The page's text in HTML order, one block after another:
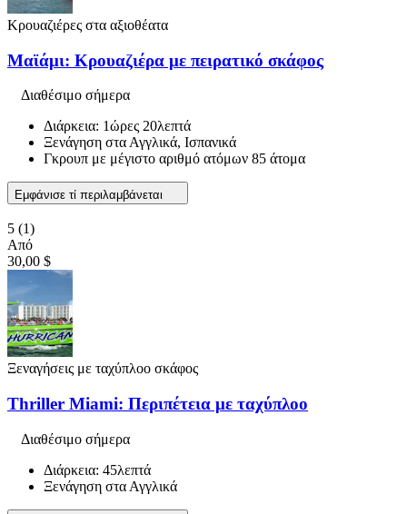
Κρουαζιέρες στα αξιοθέατα
Μαϊάμι: Κρουαζιέρα με πειρατικό σκάφος
Διαθέσιμο σήμερα
Διάρκεια: 1ώρες 20λεπτά
Ξενάγηση στα Αγγλικά, Ισπανικά
Γκρουπ με μέγιστο αριθμό ατόμων 85 άτομα
Εμφάνισε τί περιλαμβάνεται
5 (1)
Από
30,00 $
Ξεναγήσεις με ταχύπλοο σκάφος
Thriller Miami: Περιπέτεια με ταχύπλοο
Διαθέσιμο σήμερα
Διάρκεια: 45λεπτά
Ξενάγηση στα Αγγλικά